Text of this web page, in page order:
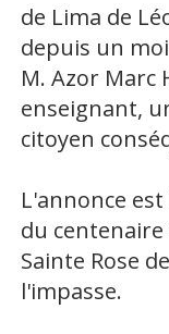
de Lima de
depuis un
M. Azor
enseignant,
citoyen
L'annonce
du
Sainte Rose
l'impasse.